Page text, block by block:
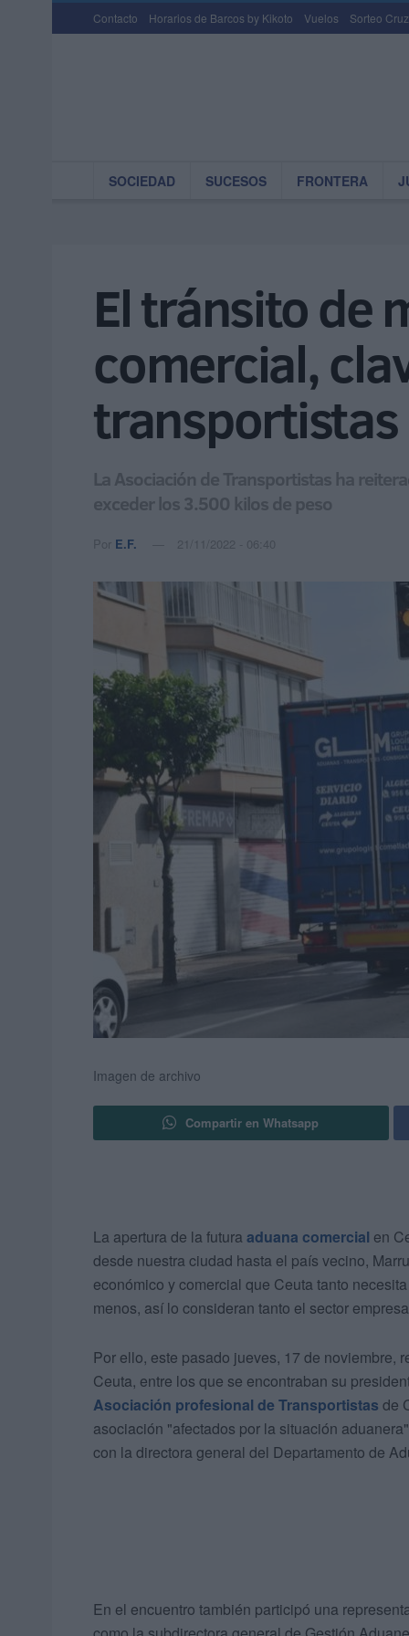
Contacto Horarios de Barcos by Kikoto Vuelos Sorteo
SOCIEDAD SUCESOS FRONTERA
El tránsito de
comercial,
transportistas
La Asociación de Transportistas ha
exceder los 3.500 kilos de peso
Por E.F. 21/11/2022 - 06:40
Imagen de archivo
Compartir en Whatsapp
La apertura de la futura aduana comercial en
desde nuestra ciudad hasta el país vecino,
económico y comercial que Ceuta tanto
menos, así lo consideran tanto el sector
Por ello, este pasado jueves, 17 de noviembre,
Ceuta, entre los que se encontraban su
Asociación profesional de Transportistas de
asociación "afectados por la situación
con la directora general del Departamento de
En el encuentro también participó una